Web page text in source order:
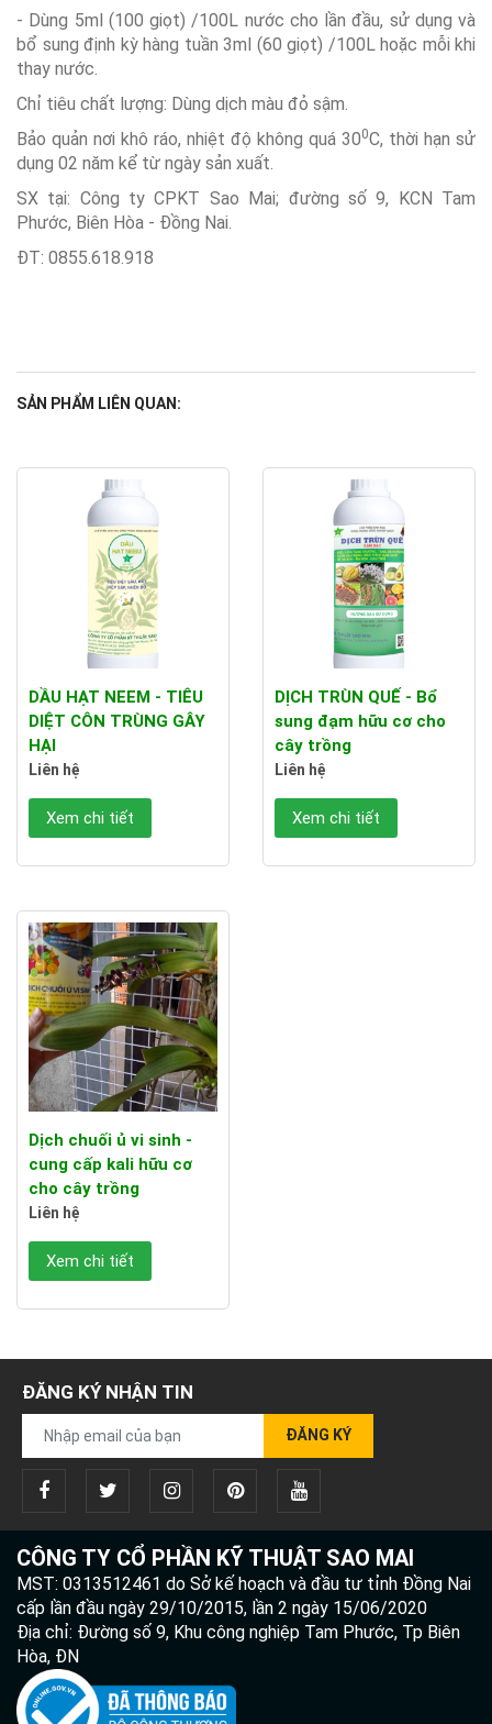
- Dùng 5ml (100 giọt) /100L nước cho lần đầu, sử dụng và
bổ sung định kỳ hàng tuần 3ml (60 giọt) /100L hoặc mỗi khi
thay nước.
Chỉ tiêu chất lượng: Dùng dịch màu đỏ sậm.
Bảo quản nơi khô ráo, nhiệt độ không quá 300C, thời hạn sử
dụng 02 năm kể từ ngày sản xuất.
SX tại: Công ty CPKT Sao Mai; đường số 9, KCN Tam
Phước, Biên Hòa - Đồng Nai.
ĐT: 0855.618.918
SẢN PHẨM LIÊN QUAN:
DẦU HẠT NEEM - TIÊU
DIỆT CÔN TRÙNG GÂY
HẠI
Liên hệ
Xem chi tiết
DỊCH TRÙN QUẾ - Bổ
sung đạm hữu cơ cho
cây trồng
Liên hệ
Xem chi tiết
Dịch chuối ủ vi sinh -
cung cấp kali hữu cơ
cho cây trồng
Liên hệ
Xem chi tiết
ĐĂNG KÝ NHẬN TIN
ĐĂNG KÝ
CÔNG TY CỔ PHẦN KỸ THUẬT SAO MAI
MST: 0313512461 do Sở kế hoạch và đầu tư tỉnh Đồng Nai
cấp lần đầu ngày 29/10/2015, lần 2 ngày 15/06/2020
Địa chỉ: Đường số 9, Khu công nghiệp Tam Phước, Tp Biên
Hòa, ĐN